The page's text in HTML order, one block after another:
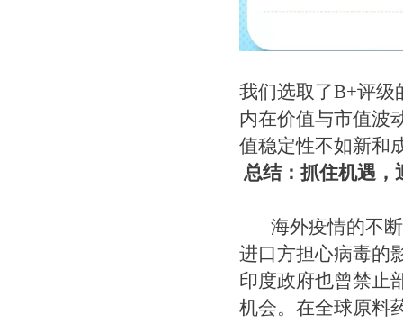
我们选取了B+评级
内在价值与市值波
值稳定性不如新和
总结：抓住机遇，
海外疫情的不断
进口方担心病毒的
印度政府也曾禁止
机会。在全球原料